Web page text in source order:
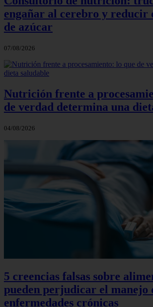
engañar al cerebro y reducir
de azúcar
07/08/2026
Nutrición frente a
de verdad determina una
04/08/2026
5 creencias falsas sobre
pueden perjudicar el manejo
enfermedades crónicas